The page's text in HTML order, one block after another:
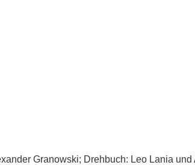
Granowski; Drehbuch: Leo Lania